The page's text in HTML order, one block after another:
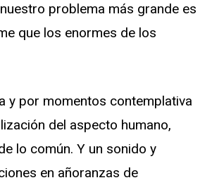
problema más grande es
que los enormes de los
y por momentos contemplativa
del aspecto humano,
lo común. Y un sonido y
en añoranzas de